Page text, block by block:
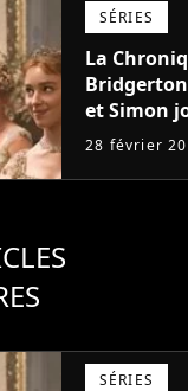
SÉRIES
La
et Simon
nouveaux
Phoebe
28 février
SÉRIES